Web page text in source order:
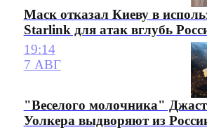
Маск отказал Киеву в
Starlink для атак вглубь
19:14
7 АВГ
"Веселого молочника"
Уолкера выдворяют из